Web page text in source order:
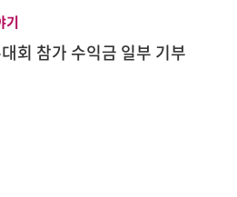
기
회 참가 수익금 일부 기부